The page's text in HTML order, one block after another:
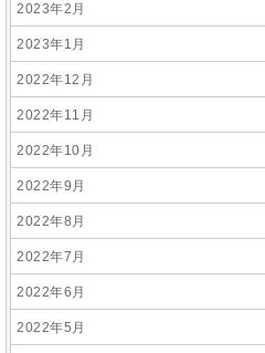
2023年2月
2023年1月
2022年12月
2022年11月
2022年10月
2022年9月
2022年8月
2022年7月
2022年6月
2022年5月